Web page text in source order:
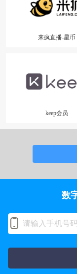
来疯直播-星币
keep会员
数